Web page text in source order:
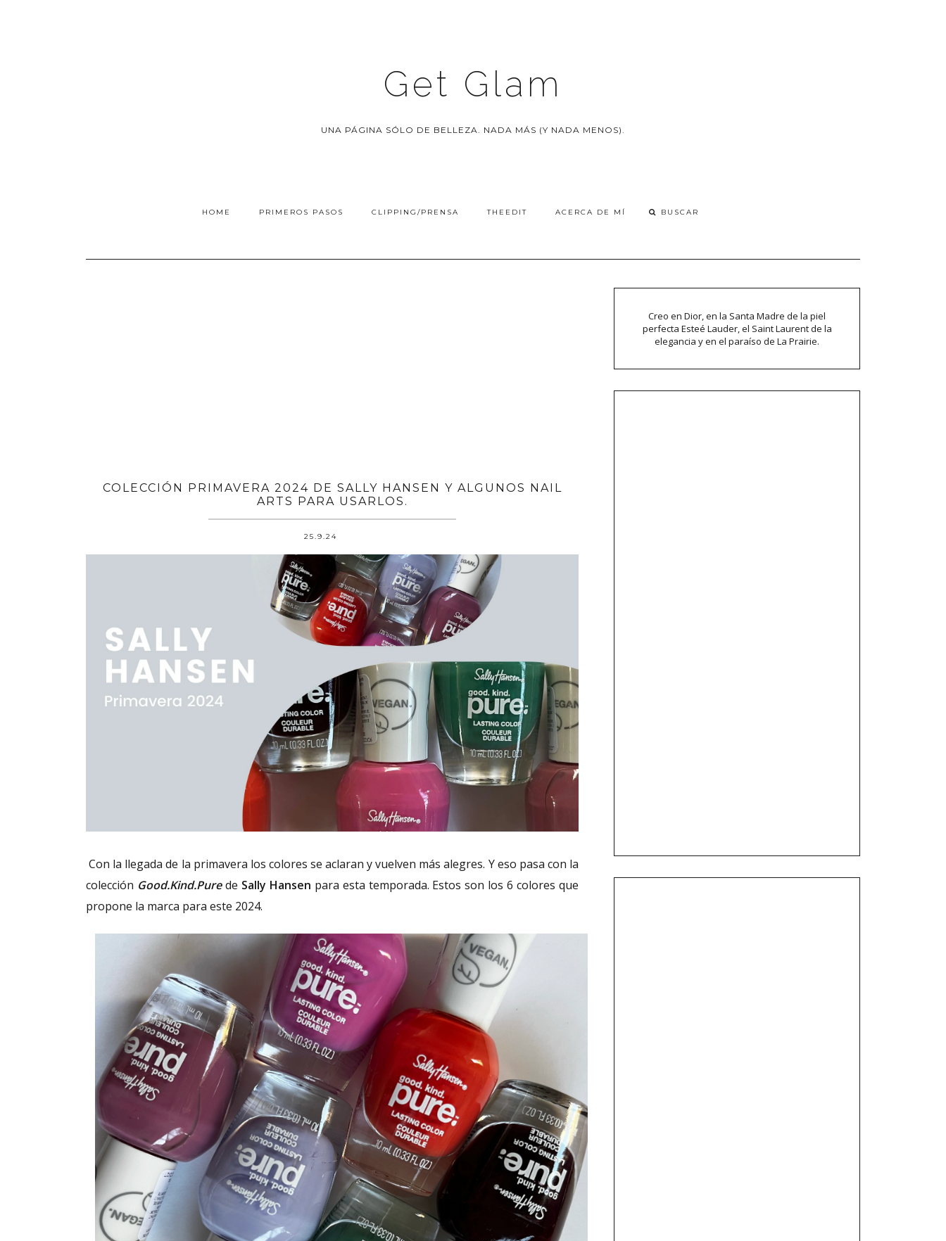
Get Glam
UNA PÁGINA SÓLO DE BELLEZA. NADA MÁS (Y NADA MENOS).
HOME PRIMEROS PASOS CLIPPING/PRENSA THEEDIT ACERCA DE MÍ
COLECCIÓN PRIMAVERA 2024 DE SALLY HANSEN Y ALGUNOS NAIL
ARTS PARA USARLOS.
25.9.24
Con la llegada de la primavera los colores se aclaran y vuelven más alegres. Y eso pasa con la
colección Good.Kind.Purede Sally Hansen para esta temporada. Estos son los 6 colores que
propone la marca para este 2024.
Creo en Dior, en la Santa Madre de la piel
perfecta Esteé Lauder, el Saint Laurent de la
elegancia y en el paraíso de La Prairie.